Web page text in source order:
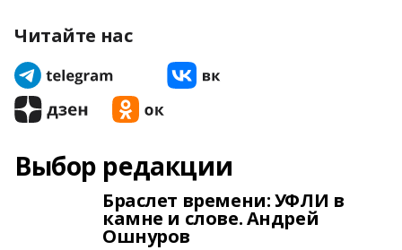
Читайте нас
Выбор редакции
Браслет времени: УФЛИ в
камне и слове. Андрей
Ошнуров